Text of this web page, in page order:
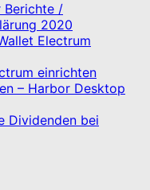
Berichte /
2020
Electrum
einrichten
– Harbor Desktop
Dividenden bei